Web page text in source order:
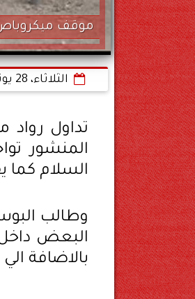
موقف
الثلاثاء، 28 يونيو 2022
تداول
المنشور
السلام كما
وطالب
البعض
بالاضافة